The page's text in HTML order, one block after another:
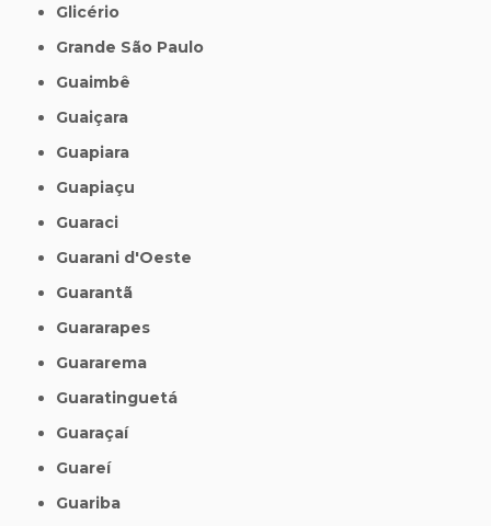
Glicério
Grande São Paulo
Guaimbê
Guaiçara
Guapiara
Guapiaçu
Guaraci
Guarani d'Oeste
Guarantã
Guararapes
Guararema
Guaratinguetá
Guaraçaí
Guareí
Guariba